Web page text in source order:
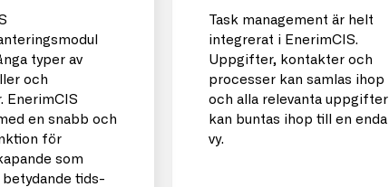
typer av
och
EnerimCIS
en snabb och
för
som
tids-
Task management är helt
integrerat i EnerimCIS.
Uppgifter, kontakter och
processer kan samlas ihop
och alla relevanta uppgifter
kan buntas ihop till en enda
vy.